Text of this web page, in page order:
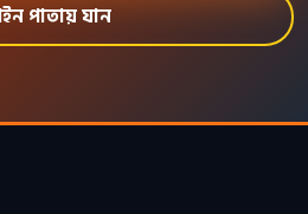
পাতায় যান